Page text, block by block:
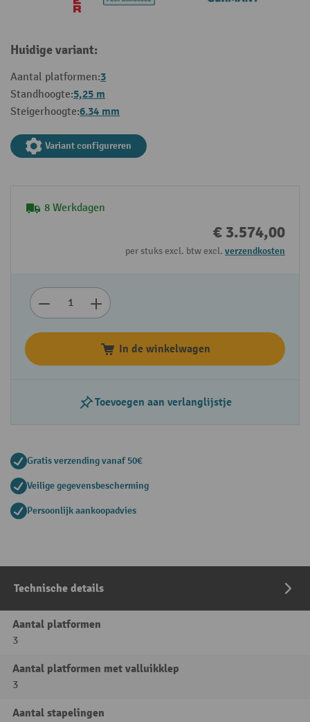
Huidige variant:
Aantal platformen:3
Standhoogte:5,25 m
Steigerhoogte:6.34 mm
Variant configureren
8 Werkdagen
€ 3.574,00
per stuks excl. btw excl. verzendkosten
In de winkelwagen
Toevoegen aan verlanglijstje
Gratis verzending vanaf 50€
Veilige gegevensbescherming
Persoonlijk aankoopadvies
Technische details
Aantal platformen
3
Aantal platformen met valluikklep
3
Aantal stapelingen